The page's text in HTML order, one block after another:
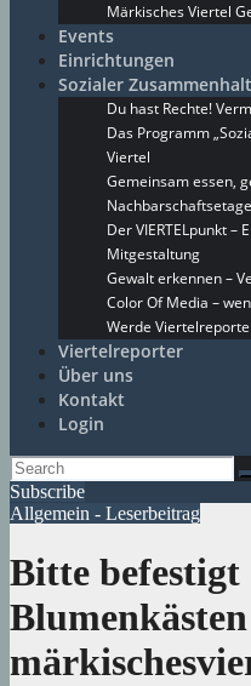
Märkisches Viertel
Events
Einrichtungen
Sozialer Zusammenhalt
Du hast Rechte!
Das Programm
Viertel
Gemeinsam essen,
Der VIERTELpunkt
Mitgestaltung
Gewalt erkennen –
Color Of Media –
Werde
Viertelreporter
Über uns
Kontakt
Login
Subscribe
Allgemein - Leserbeitrag
Bitte befestigt